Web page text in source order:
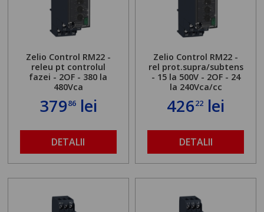
Zelio Control RM22 -
releu pt controlul
fazei - 2OF - 380 la
480Vca
37986lei
DETALII
Zelio Control RM22 -
rel prot.supra/subtens
- 15 la 500V - 2OF - 24
la 240Vca/cc
42622 lei
DETALII